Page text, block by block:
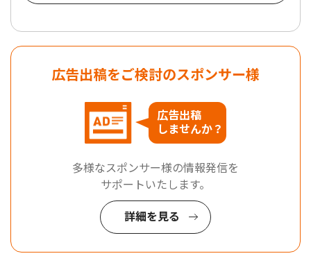
広告出稿をご検討のスポンサー様
広告出稿
しませんか？
多様なスポンサー様の情報発信を
サポートいたします。
詳細を見る